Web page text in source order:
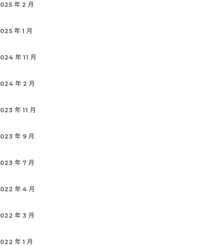
年 2 月
年 1 月
年 11 月
年 2 月
年 11 月
年 9 月
年 7 月
年 4 月
年 3 月
年 1 月